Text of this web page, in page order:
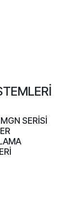
SERİSİ